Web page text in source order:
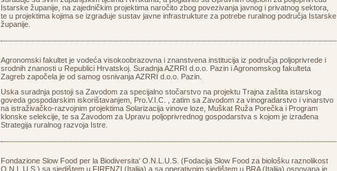
Istarske županije, na zajedničkim projektima naročito zbog povezivanja javnog i privatnog sektora,
te u projektima kojima se izgrađuje sustav javne infrastrukture za potrebe ruralnog područja Istarske
županije.
Agronomski fakultet je vodeća visokoobrazovna i znanstvena institucija iz područja poljoprivrede i
srodnih znanosti u Republici Hrvatskoj. Suradnja AZRRI d.o.o. Pazin i Agronomskog fakulteta
Zagreb započela je od samog osnivanja AZRRI d.o.o. Pazin.
Uska suradnja postoji sa Zavodom za specijalno stočarstvo na projektu Trajna zaštita istarskog
goveda gospodarskim iskorištavanjem, Pro.V.I.C. , zatim sa Zavodom za vinogradarstvo i vinarstvo
na istraživačko-razvojnim projektima Solarizacija vinove loze, Muškat Ruža Porečka i Program
klonske selekcije, te sa Zavodom za Upravu poljoprivrednog gospodarstva s kojom je izrađena
Strategija ruralnog razvoja Istre.
Fondazione Slow Food per la Biodiversita' O.N.L.U.S. (Fodacija Slow Food za biološku raznolikost
O.N.L.U.S.) sa sjedištem u FIRENZI (Italija) a sa operativnim sjedištem u BRA (Italija) osnovana je